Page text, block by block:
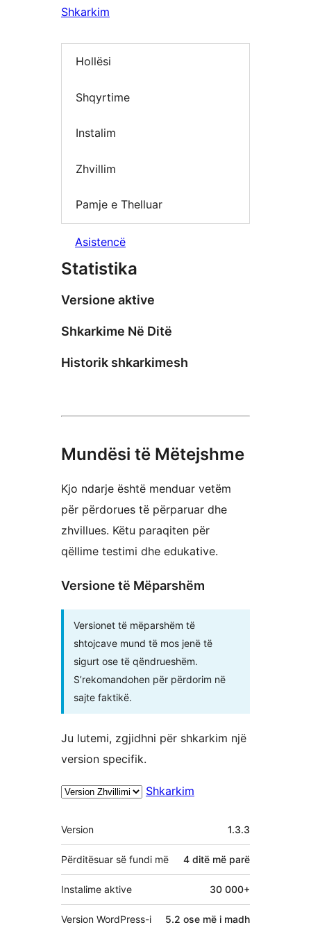
Shkarkim
Hollësi
Shqyrtime
Instalim
Zhvillim
Pamje e Thelluar
Asistencë
Statistika
Versione aktive
Shkarkime Në Ditë
Historik shkarkimesh
Mundësi të Mëtejshme
Kjo ndarje është menduar vetëm
për përdorues të përparuar dhe
zhvillues. Këtu paraqiten për
qëllime testimi dhe edukative.
Versione të Mëparshëm
Versionet të mëparshëm të
shtojcave mund të mos jenë të
sigurt ose të qëndrueshëm.
S’rekomandohen për përdorim në
sajte faktikë.
Ju lutemi, zgjidhni për shkarkim një
version specifik.
Shkarkim
Të
tjera
Version 1.3.3
Përditësuar së fundi më 4 ditë më parë
Instalime aktive 30 000+
Version WordPress-i 5.2 ose më i madh